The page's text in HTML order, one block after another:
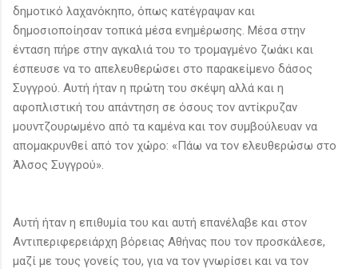
δημοτικό λαχανόκηπο, όπως κατέγραψαν και
δημοσιοποίησαν τοπικά μέσα ενημέρωσης. Μέσα στην
ένταση πήρε στην αγκαλιά του το τρομαγμένο ζωάκι και
έσπευσε να το απελευθερώσει στο παρακείμενο δάσος
Συγγρού. Αυτή ήταν η πρώτη του σκέψη αλλά και η
αφοπλιστική του απάντηση σε όσους τον αντίκρυζαν
μουντζουρωμένο από τα καμένα και τον συμβούλευαν να
απομακρυνθεί από τον χώρο: «Πάω να τον ελευθερώσω στο
Άλσος Συγγρού».
Αυτή ήταν η επιθυμία του και αυτή επανέλαβε και στον
Αντιπεριφερειάρχη βόρειας Αθήνας που τον προσκάλεσε,
μαζί με τους γονείς του, για να τον γνωρίσει και να τον